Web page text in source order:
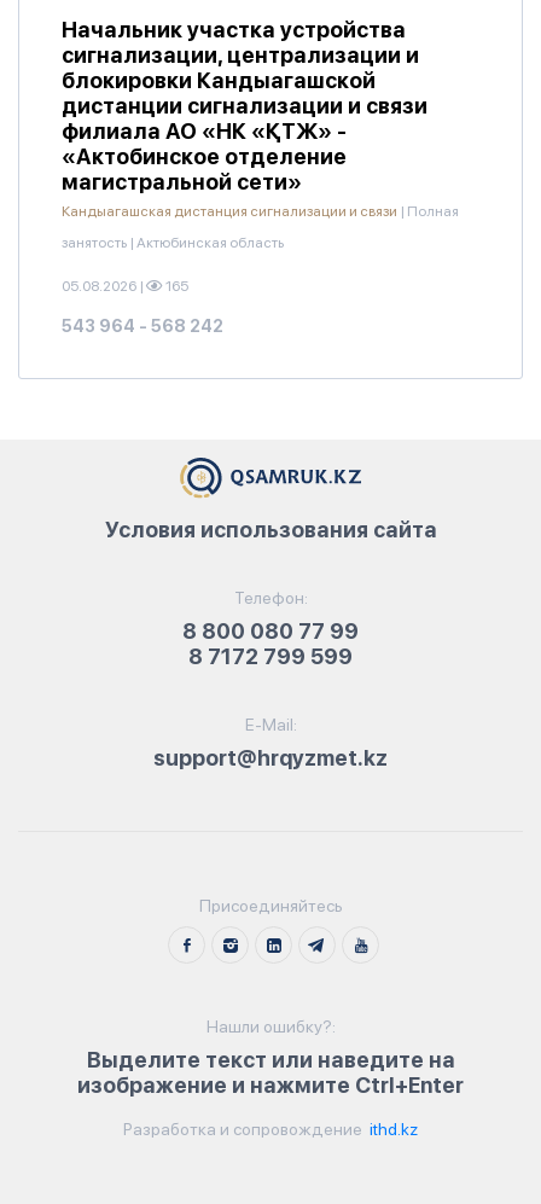
Начальник участка устройства
сигнализации, централизации и
блокировки Кандыагашской
дистанции сигнализации и связи
филиала АО «НК «ҚТЖ» -
«Актобинское отделение
магистральной сети»
Кандыагашская дистанция сигнализации и связи | Полная
занятость | Актюбинская область
05.08.2026 | 165
543 964 - 568 242
Телефон:
8 800 080 77 99
8 7172 799 599
E-Mail:
support@hrqyzmet.kz
Условия использования сайта
Присоединяйтесь
Нашли ошибку?:
Выделите текст или наведите на
изображение и нажмите Ctrl+Enter
Разработка и сопровождение ithd.kz